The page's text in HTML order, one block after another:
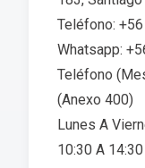
Teléfono:
Whatsapp:
Teléfono
(Anexo 400)
Lunes A
10:30 A